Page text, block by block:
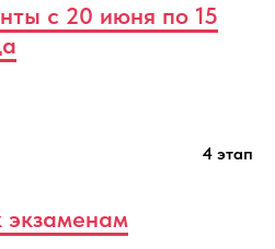
с 20 июня по 15
4 этап
экзаменам